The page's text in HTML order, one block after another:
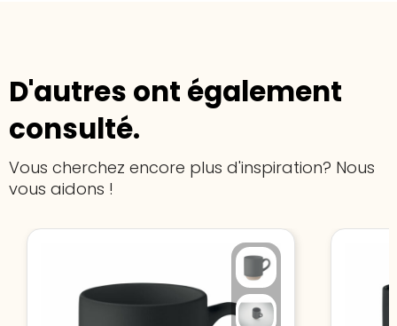
D'autres ont également
consulté.
Vous cherchez encore plus d'inspiration? Nous
vous aidons !